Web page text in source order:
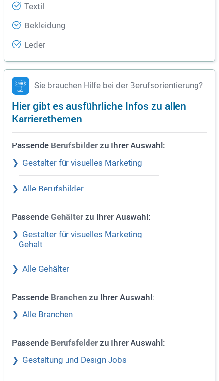
Textil
Bekleidung
Leder
Sie brauchen Hilfe bei der Berufsorientierung?
Hier gibt es ausführliche Infos zu allen
Karrierethemen
Passende Berufsbilder zu Ihrer Auswahl:
Gestalter für visuelles Marketing
Alle Berufsbilder
Passende Gehälter zu Ihrer Auswahl:
Gestalter für visuelles Marketing
Gehalt
Alle Gehälter
Passende Branchen zu Ihrer Auswahl:
Alle Branchen
Passende Berufsfelder zu Ihrer Auswahl:
Gestaltung und Design Jobs